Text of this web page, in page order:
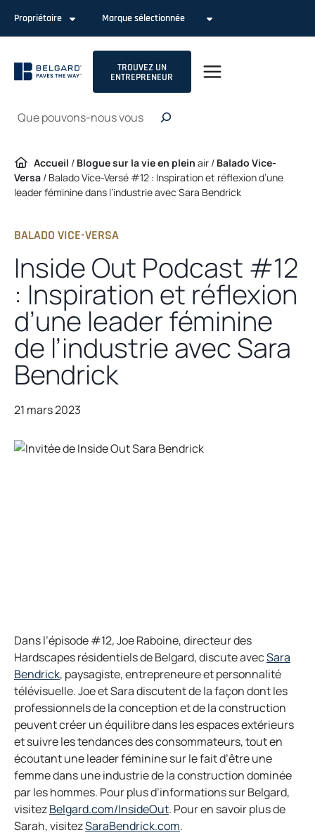
contenu
Propriétaire Marque sélectionnée
TROUVEZ UN
ENTREPRENEUR
Recherche
Accueil / Blogue sur la vie en plein air / Balado Vice-
Versa / Balado Vice-Versé #12 : Inspiration et réflexion d’une
leader féminine dans l’industrie avec Sara Bendrick
BALADO VICE-VERSA
Inside Out Podcast #12
: Inspiration et réflexion
d’une leader féminine
de l’industrie avec Sara
Bendrick
21 mars 2023
Dans l’épisode #12,Joe Raboine, directeur des
Hardscapes résidentiels de Belgard, discute avecSara
Bendricko
p
e
n
s
i
n
a
n
e
, paysagiste, entrepreneure et personnalité
télévisuelle. Joe et Sara discutent de la façon dont les
professionnels de la conception et de la construction
peuvent créer un équilibre dans les espaces extérieurs
et suivre les tendances des consommateurs, tout en
écoutant une leader féminine sur le fait d’être une
femme dans une industrie de la construction dominée
par les hommes. Pour plus d’informations sur Belgard,
visitezBelgard.com/InsideOuto
p
. Pour en savoir plus de
Sarah, visitezSaraBendrick.como.